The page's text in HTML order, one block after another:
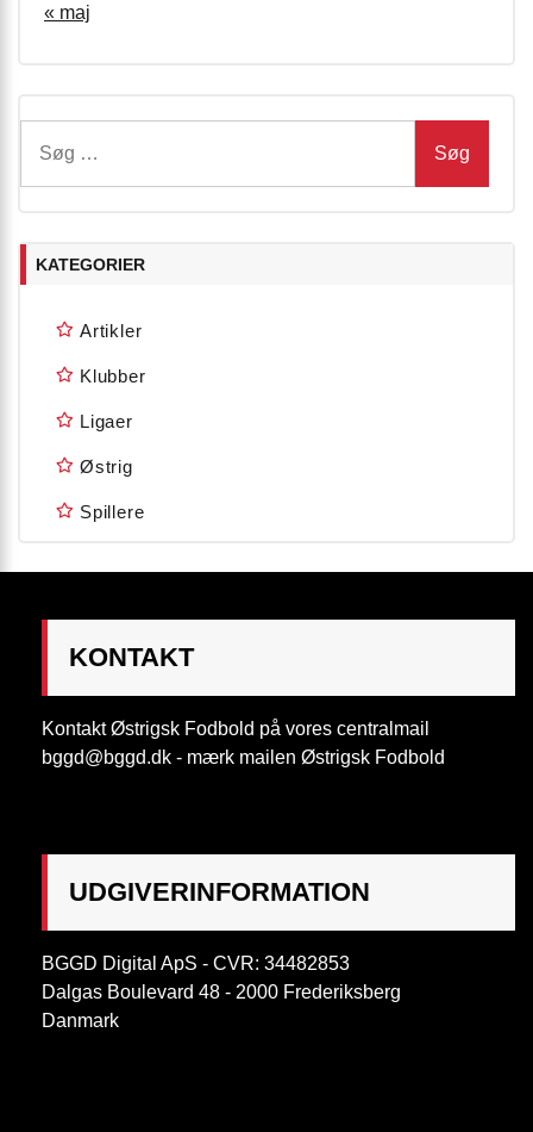
« maj
efter:
KATEGORIER
Artikler
Klubber
Ligaer
Østrig
Spillere
KONTAKT
Kontakt Østrigsk Fodbold på vores centralmail
bggd@bggd.dk - mærk mailen Østrigsk Fodbold
UDGIVERINFORMATION
BGGD Digital ApS - CVR: 34482853
Dalgas Boulevard 48 - 2000 Frederiksberg
Danmark